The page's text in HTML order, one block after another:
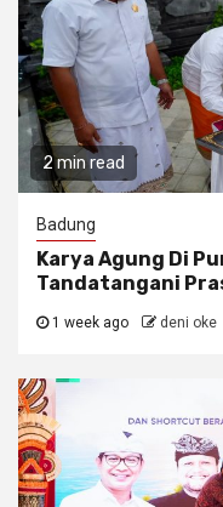
2 min read
Badung
Karya Agung Di
Tandatangani
1 week ago deni oke